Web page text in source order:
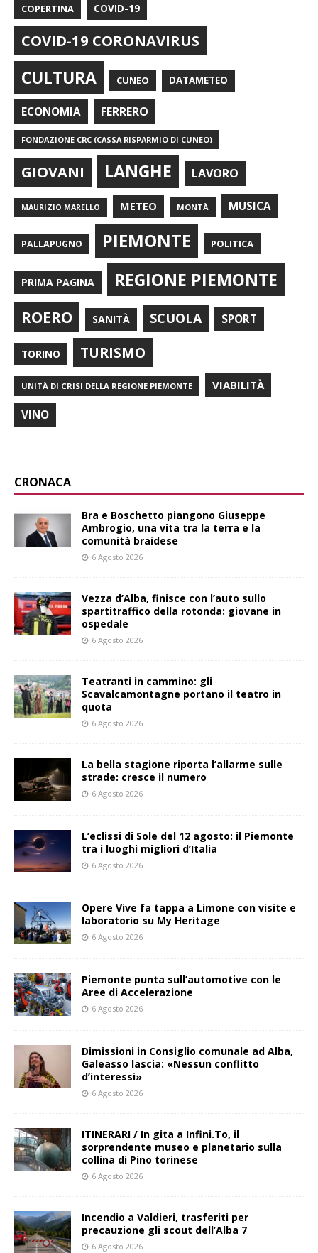
COPERTINA COVID-19
COVID-19 CORONAVIRUS
CULTURA CUNEO DATAMETEO
ECONOMIA FERRERO
FONDAZIONE CRC (CASSA RISPARMIO DI CUNEO)
GIOVANI LANGHE LAVORO
MAURIZIO MARELLO METEO MONTÀ MUSICA
PALLAPUGNO PIEMONTE POLITICA
PRIMA PAGINA REGIONE PIEMONTE
ROERO SANITÀ SCUOLA SPORT
TORINO TURISMO
UNITÀ DI CRISI DELLA REGIONE PIEMONTE VIABILITÀ
VINO
CRONACA
Bra e Boschetto piangono Giuseppe
Ambrogio, una vita tra la terra e la
comunità braidese
6 Agosto 2026
Vezza d’Alba, finisce con l’auto sullo
spartitraffico della rotonda: giovane in
ospedale
6 Agosto 2026
Teatranti in cammino: gli
Scavalcamontagne portano il teatro in
quota
6 Agosto 2026
La bella stagione riporta l’allarme sulle
strade: cresce il numero
6 Agosto 2026
L’eclissi di Sole del 12 agosto: il Piemonte
tra i luoghi migliori d’Italia
6 Agosto 2026
Opere Vive fa tappa a Limone con visite e
laboratorio su My Heritage
6 Agosto 2026
Piemonte punta sull’automotive con le
Aree di Accelerazione
6 Agosto 2026
Dimissioni in Consiglio comunale ad Alba,
Galeasso lascia: «Nessun conflitto
d’interessi»
6 Agosto 2026
ITINERARI / In gita a Infini.To, il
sorprendente museo e planetario sulla
collina di Pino torinese
6 Agosto 2026
Incendio a Valdieri, trasferiti per
precauzione gli scout dell’Alba 7
6 Agosto 2026